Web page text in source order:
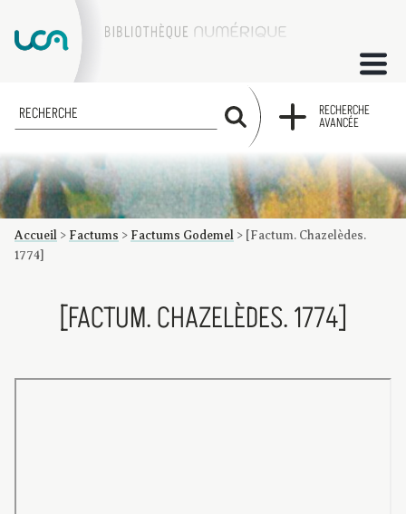
ACCUEIL
COLLECTIONS
FACTUMS
Les factums à la BU
Présentation du corpus de factums de la collection Marie
Bibliographie
Glossaire
Index de recherche
RECHERCHE
RECHERCHE
AVANCÉE
Accueil > Factums > Factums Godemel > [Factum. Chazelèdes.
1774]
[FACTUM. CHAZELÈDES. 1774]